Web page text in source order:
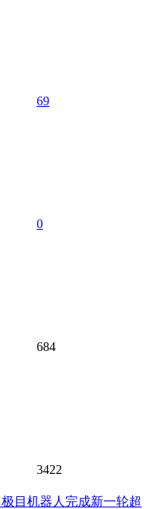
69
0
684
3422